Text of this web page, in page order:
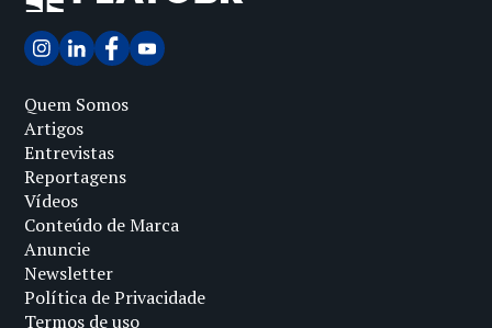
Quem Somos
Artigos
Entrevistas
Reportagens
Vídeos
Conteúdo de Marca
Anuncie
Newsletter
Política de Privacidade
Termos de uso